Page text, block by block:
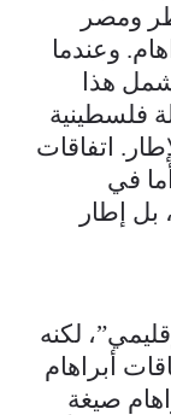
ومصر
وعندما
هذا
فلسطينية
اتفاقات
في
بل إطار
لكنه
أبراهام
صيغة